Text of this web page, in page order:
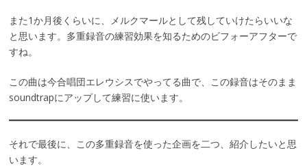
また1か月後くらいに、メルクマールとして残していけたらいいな
と思います。多重録音の練習効果を知るためのビフォーアフターで
すね。
この曲は今合唱団エレウシスでやってる曲で、この録音はそのまま
soundtrapにアップして練習に使います。
それで最後に、この多重録音を使った企画を二つ、紹介したいと思
います。